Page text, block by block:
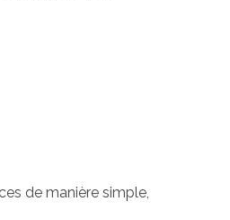
de manière simple,